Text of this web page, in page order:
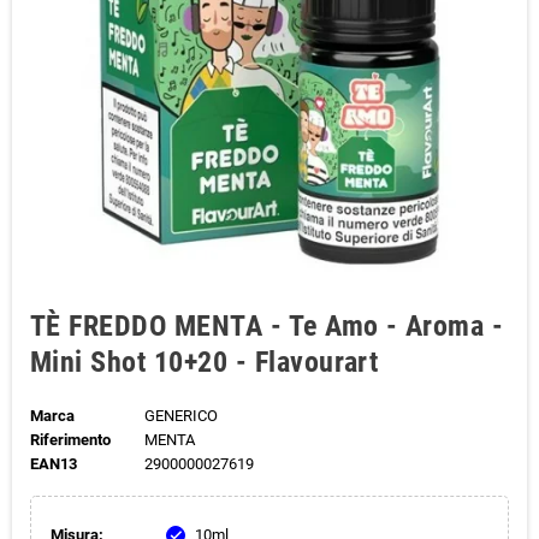
TÈ FREDDO MENTA - Te Amo - Aroma -
Mini Shot 10+20 - Flavourart
Marca
GENERICO
Riferimento
MENTA
EAN13
2900000027619
Misura: check 10ml